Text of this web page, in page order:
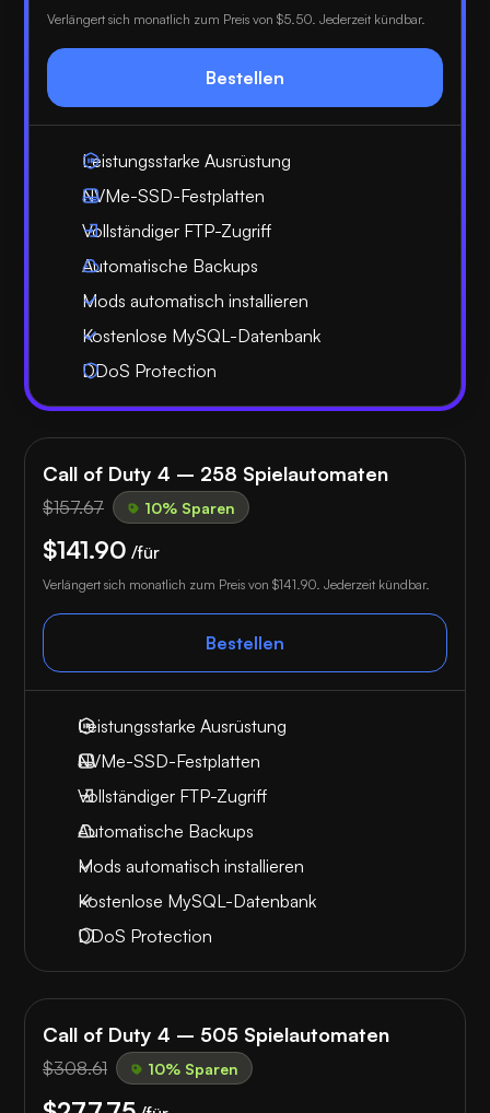
Verlängert sich monatlich zum Preis von $5.50 . Jederzeit kündbar.
Bestellen
Leistungsstarke Ausrüstung
NVMe-SSD-Festplatten
Vollständiger FTP-Zugriff
Automatische Backups
Mods automatisch installieren
Kostenlose MySQL-Datenbank
DDoS Protection
Call of Duty 4 – 258 Spielautomaten
$157.67 10% Sparen
$141.90 /für
Verlängert sich monatlich zum Preis von $141.90 . Jederzeit kündbar.
Bestellen
Leistungsstarke Ausrüstung
NVMe-SSD-Festplatten
Vollständiger FTP-Zugriff
Automatische Backups
Mods automatisch installieren
Kostenlose MySQL-Datenbank
DDoS Protection
Call of Duty 4 – 505 Spielautomaten
$308.61 10% Sparen